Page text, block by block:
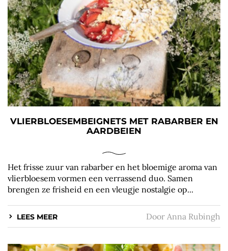
VLIERBLOESEMBEIGNETS MET RABARBER EN
AARDBEIEN
Het frisse zuur van rabarber en het bloemige aroma van
vlierbloesem vormen een verrassend duo. Samen
brengen ze frisheid en een vleugje nostalgie op...
LEES MEER Door Anna Rubingh